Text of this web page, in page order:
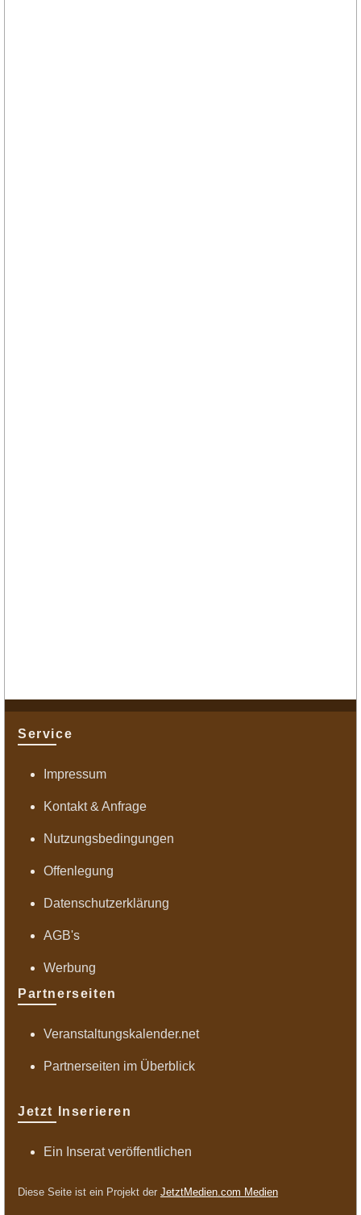
Service
Impressum
Kontakt & Anfrage
Nutzungsbedingungen
Offenlegung
Datenschutzerklärung
AGB's
Werbung
Partnerseiten
Veranstaltungskalender.net
Partnerseiten im Überblick
Jetzt Inserieren
Ein Inserat veröffentlichen
Diese Seite ist ein Projekt der JetztMedien.com Medien